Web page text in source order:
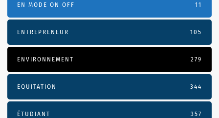
EN MODE ON OFF 11
ENTREPRENEUR 105
ENVIRONNEMENT 279
EQUITATION 344
ÉTUDIANT 357